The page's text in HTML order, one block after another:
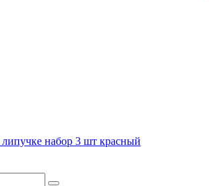
липучке набор 3 шт красный